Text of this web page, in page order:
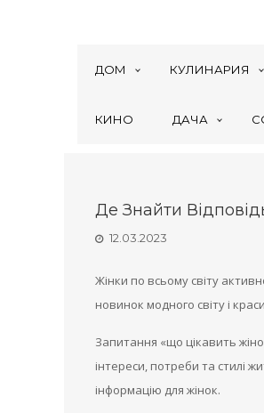
ДОМ КУЛИНАРИЯ
КИНО ДАЧА
Де Знайти
12.03.2023
Жінки по всьому світу
новинок модного світу і
Запитання «що цікавить
інтереси, потреби та стилі
інформацію для жінок.